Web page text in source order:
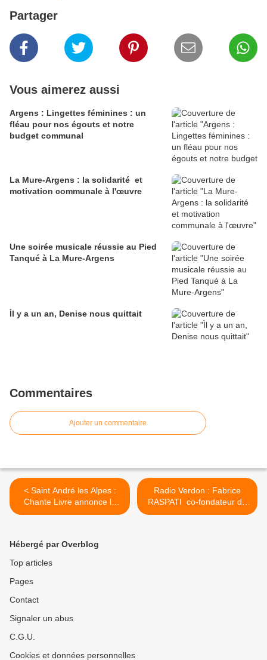
Partager
Vous aimerez aussi
Argens : Lingettes féminines : un
fléau pour nos égouts et notre
budget communal
La Mure-Argens : la solidarité et
motivation communale à l'œuvre
Une soirée musicale réussie au Pied
Tanqué à La Mure-Argens
Ìl y a un an, Denise nous quittait
Commentaires
Ajouter un commentaire
< Saint André les Alpes :
Chante Livre annonce la
couleur
Radio Verdon : Fabrice
RASPATI co-fondateur de
la compagnie l'ArroZoir >
Hébergé par Overblog
Top articles
Pages
Contact
Signaler un abus
C.G.U.
Cookies et données personnelles